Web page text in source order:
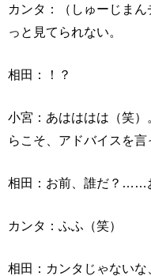
カンタ：（しゅーじま
っと見てられない。
相田：！？
小宮：あはははは（笑
らこそ、アドバイスを言
相田：お前、誰だ？……
カンタ：ふふ（笑）
相田：カンタじゃない